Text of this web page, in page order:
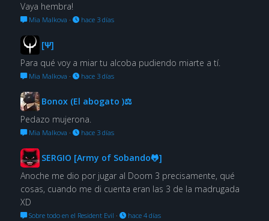
Vaya hembra!
Mia Malkova · hace 3 días
[Ψ]
Para qué voy a miar tu alcoba pudiendo miarte a tí.
Mia Malkova · hace 3 días
Bonox (El abogato )⚖
Pedazo mujerona.
Mia Malkova · hace 3 días
SERGIO [Army of Sobando🐸]
Anoche me dio por jugar al Doom 3 precisamente, qué
cosas, cuando me di cuenta eran las 3 de la madrugada
XD
Sobre todo en el Resident Evil · hace 4 días